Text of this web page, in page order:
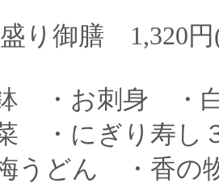
り御膳 1,320円
お刺身 ・白
にぎり寿
どん ・香の